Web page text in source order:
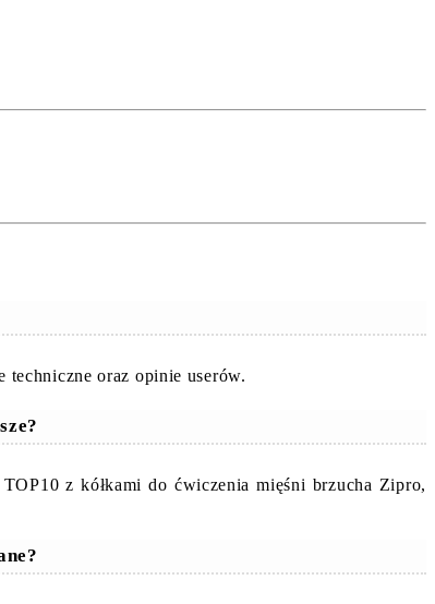
oraz opinie userów.
z kółkami do ćwiczenia mięśni brzucha Zipro,